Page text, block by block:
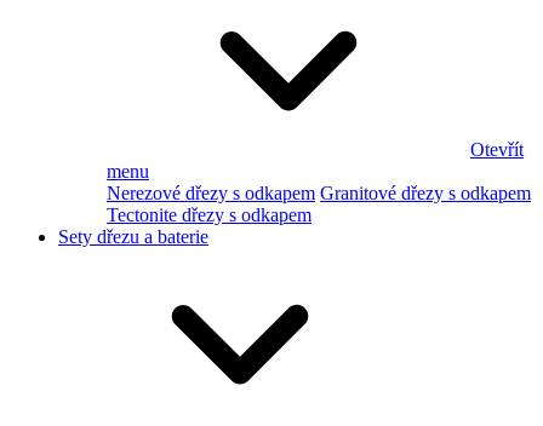
Otevřít
menu
Nerezové dřezy s odkapem Granitové dřezy s odkapem
Tectonite dřezy s odkapem
Sety dřezu a baterie